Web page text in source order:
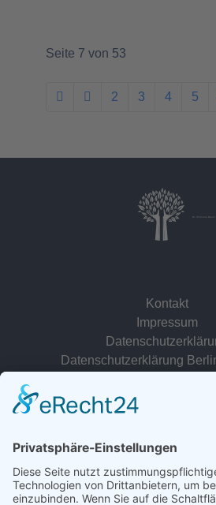
Seite 7 von 53
2 3 4 5
Dr. Christina Baum
Kontakt
Impressum
Datenschutzerklärung
© 2022 - 2026 Dr. Christina Baum.